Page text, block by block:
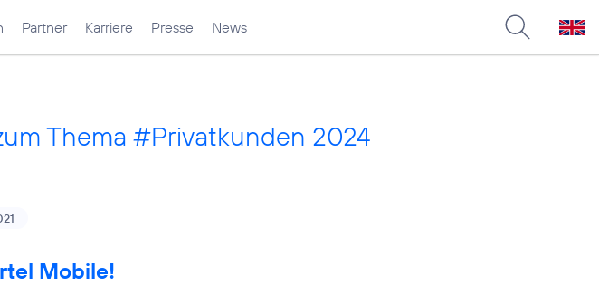
Partner Karriere Presse News
Thema #Privatkunden 2024
Mobile!